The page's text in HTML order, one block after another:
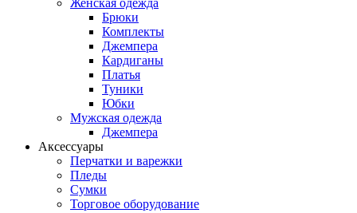
Женская одежда
Брюки
Комплекты
Джемпера
Кардиганы
Платья
Туники
Юбки
Мужская одежда
Джемпера
Аксессуары
Перчатки и варежки
Пледы
Сумки
Торговое оборудование